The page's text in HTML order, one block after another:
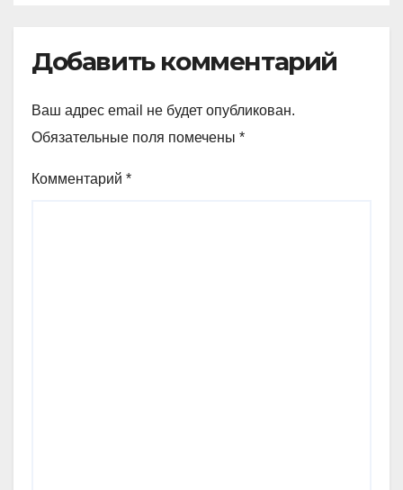
Добавить комментарий
Ваш адрес email не будет опубликован.
Обязательные поля помечены *
Комментарий *